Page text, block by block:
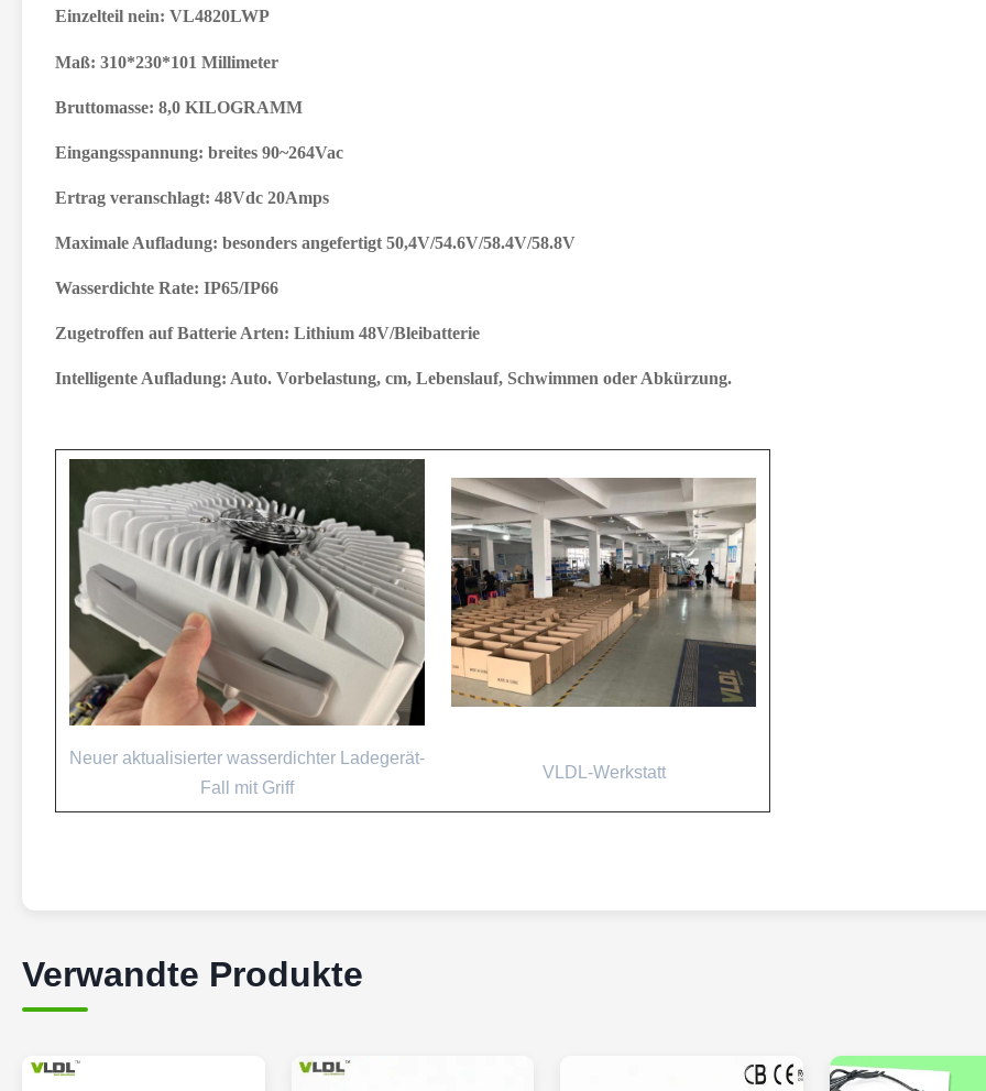
Einzelteil nein: VL4820LWP
Maß: 310*230*101 Millimeter
Bruttomasse: 8,0 KILOGRAMM
Eingangsspannung: breites 90~264Vac
Ertrag veranschlagt: 48Vdc 20Amps
Maximale Aufladung: besonders angefertigt 50,4V/54.6V/58.4V/58.8V
Wasserdichte Rate: IP65/IP66
Zugetroffen auf Batterie Arten: Lithium 48V/Bleibatterie
Intelligente Aufladung: Auto. Vorbelastung, cm, Lebenslauf, Schwimmen oder Abkürzung.
Neuer aktualisierter wasserdichter Ladegerät-
Fall mit Griff
VLDL-Werkstatt
Verwandte Produkte